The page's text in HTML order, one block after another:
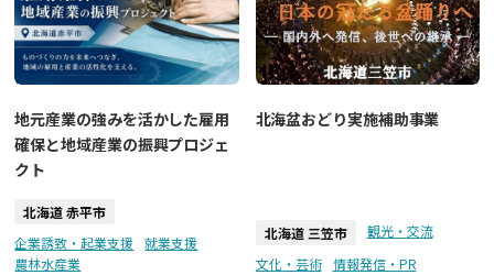
地元産業の強みを活かした雇用
確保と地域産業の振興プロジェ
クト
北海道 赤平市
企業誘致・起業支援
就業支援
農林水産業
北海盆おどり実施補助事業
北海道 三笠市
観光・交流
文化・芸術
情報発信・PR